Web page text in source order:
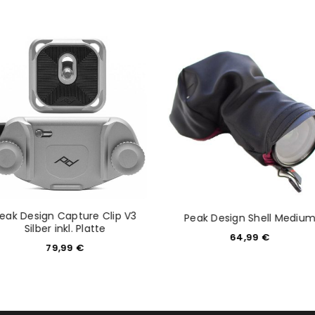
Angemeldet bleiben
Ich stimme zu
Ja, ich möchte ein
Datenschutzerklärung
*
REGISTRIEREN
Design Capture Clip V3
Silber inkl. Platte
79,99 €
Peak Design Shell Medium
64,99 €